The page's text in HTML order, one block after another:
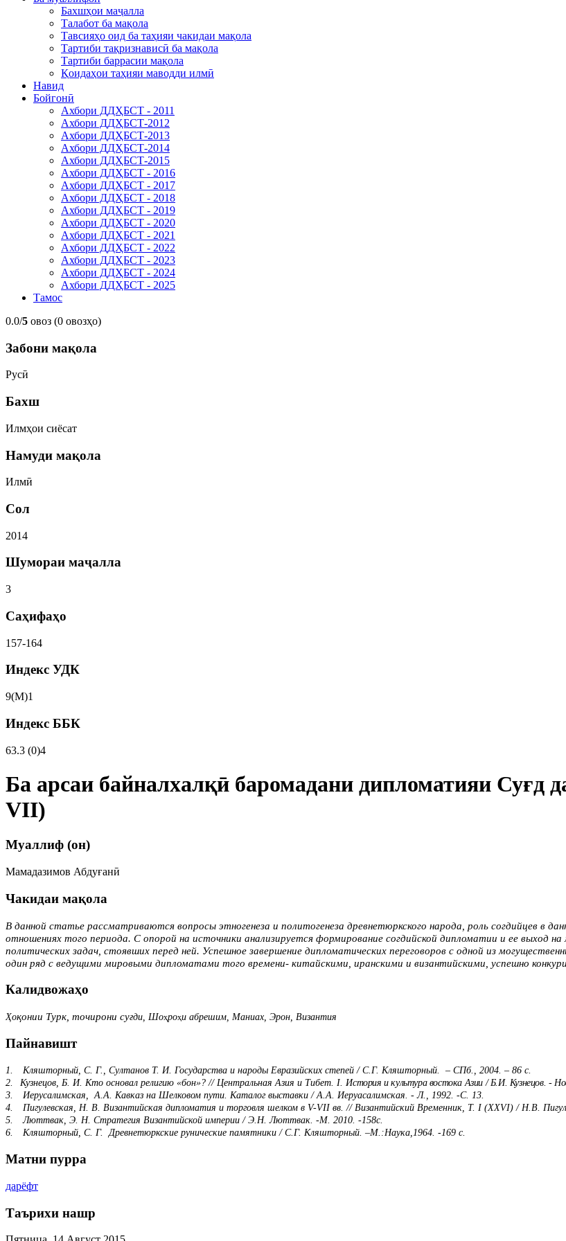
Бахшҳои маҷалла
Талабот ба мақола
Тавсияҳо оид ба таҳияи чакидаи мақола
Тартиби тақризнависӣ ба мақола
Тартиби баррасии мақола
Қоидаҳои таҳияи маводди илмӣ
Навид
Бойгонӣ
Ахбори ДДҲБСТ - 2011
Ахбори ДДҲБСТ-2012
Ахбори ДДҲБСТ-2013
Ахбори ДДҲБСТ-2014
Ахбори ДДҲБСТ-2015
Ахбори ДДҲБСТ - 2016
Ахбори ДДҲБСТ - 2017
Ахбори ДДҲБСТ - 2018
Ахбори ДДҲБСТ - 2019
Ахбори ДДҲБСТ - 2020
Ахбори ДДҲБСТ - 2021
Ахбори ДДҲБСТ - 2022
Ахбори ДДҲБСТ - 2023
Ахбори ДДҲБСТ - 2024
Ахбори ДДҲБСТ - 2025
Тамос
0.0/5 овоз (0 овозҳо)
Забони мақола
Русӣ
Бахш
Илмҳои сиёсат
Намуди мақола
Илмӣ
Сол
2014
Шумораи маҷалла
3
Саҳифаҳо
157-164
Индекс УДК
9(М)1
Индекс ББК
63.3 (0)4
Ба арсаи байналхалқӣ баромадани дипломатияи Суғд
VII)
Муаллиф (он)
Мамадазимов Абдуғанӣ
Чакидаи мақола
В данной статье рассматриваются вопросы этногенеза и политогенеза древне­тюркского народа, роль согдийцев в
отношениях того периода. С опорой на источники анализируется формирование согдийской дипломатии и ее выход
политических задач, стоявших перед ней. Успешное завершение дипломатических переговоров с одной из
один ряд с ведущими мировыми дипломатами того времени- китайскими, иранскими и византийскими, успешно
Калидвожаҳо
Ҳоқонии Турк, точирони суғди, Шоҳроҳи абрешим, Маниах, Эрон, Византия
Пайнавишт
1. Кляшторный, С. Г., Султанов Т. И. Государства и народы Евразийских степей / С.Г. Кляшторный. – СПб., 2004. – 86 с.
2.
Кузнецов, Б. И. Кто основал религию«бон»? // Центральная Азия и Тибет.I.Исто­рия и культура востока Азии / Б.И. Кузнецов. -
3.
Иерусалимская, А.А. Кавказ на Шелковом пути. Каталог выставки / А.А. Иеруасалимская. - Л., 1992. -С. 13.
4.
Пигулевская, Н. В. Византийская дипломатия и торговля шелком в V-VII вв. // Византийский Временник, Т. I (XXVI) / Н.В.
5.
Люттвак, Э. Н. Стратегия Византийской империи / Э.Н. Люттвак. -М. 2010. -158с.
6.
Кляшторный, С. Г. Древнетюркские рунические памятники / С.Г. Кляшторный. –М.:Наука,1964. -169 с.
Матни пурра
дарёфт
Таърихи нашр